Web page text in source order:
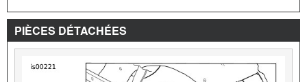
PIÈCES DÉTACHÉES